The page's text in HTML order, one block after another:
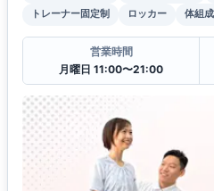
トレーナー固定制
ロッカー 体組
営業時間
月曜日 11:00〜21:00